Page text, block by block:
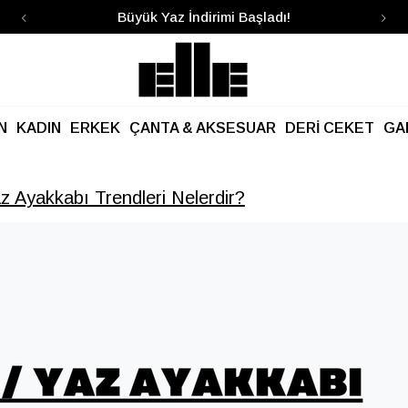
Kargo Ücretsiz!
KADIN ERKEK ÇANTA & AKSESUAR DERİ CEKET
Ayakkabı Trendleri Nelerdir?